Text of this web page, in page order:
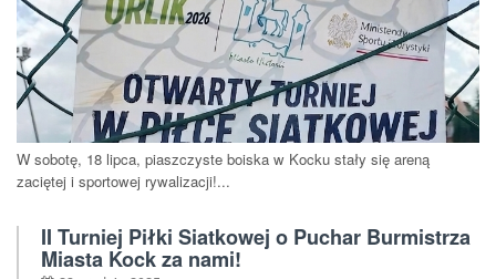
W sobotę, 18 lipca, piaszczyste boiska w Kocku stały się areną
zaciętej i sportowej rywalizacji!...
II Turniej Piłki Siatkowej o Puchar Burmistrza
Miasta Kock za nami!